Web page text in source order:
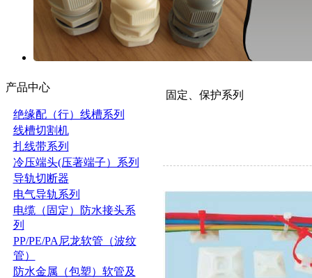
产品中心
绝缘配（行）线槽系列
线槽切割机
扎线带系列
冷压端头(压著端子）系列
导轨切断器
电气导轨系列
电缆（固定）防水接头系
列
PP/PE/PA尼龙软管（波纹
管）
防水金属（包塑）软管及
固定、保护系列